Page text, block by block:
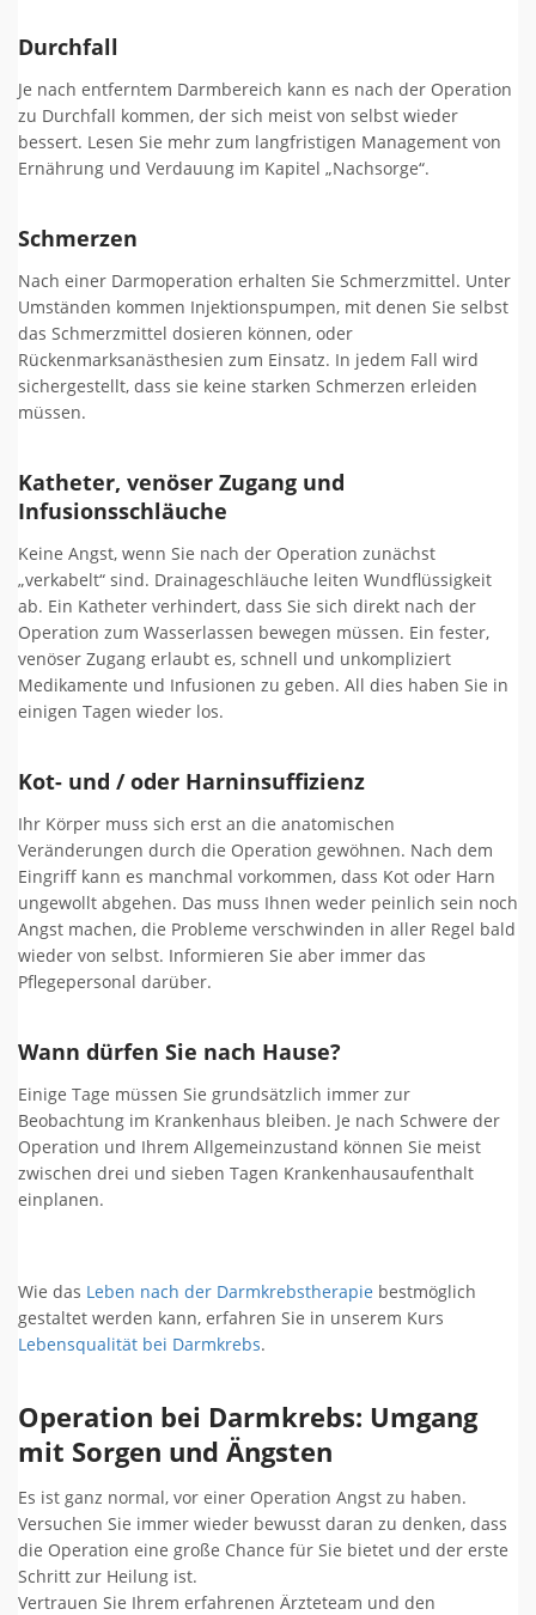
Durchfall
Je nach entferntem Darmbereich kann es nach der Operation
zu Durchfall kommen, der sich meist von selbst wieder
bessert. Lesen Sie mehr zum langfristigen Management von
Ernährung und Verdauung im Kapitel „Nachsorge“.
Schmerzen
Nach einer Darmoperation erhalten Sie Schmerzmittel. Unter
Umständen kommen Injektionspumpen, mit denen Sie selbst
das Schmerzmittel dosieren können, oder
Rückenmarksanästhesien zum Einsatz. In jedem Fall wird
sichergestellt, dass sie keine starken Schmerzen erleiden
müssen.
Katheter, venöser Zugang und
Infusionsschläuche
Keine Angst, wenn Sie nach der Operation zunächst
„verkabelt“ sind. Drainageschläuche leiten Wundflüssigkeit
ab. Ein Katheter verhindert, dass Sie sich direkt nach der
Operation zum Wasserlassen bewegen müssen. Ein fester,
venöser Zugang erlaubt es, schnell und unkompliziert
Medikamente und Infusionen zu geben. All dies haben Sie in
einigen Tagen wieder los.
Kot- und / oder Harninsuffizienz
Ihr Körper muss sich erst an die anatomischen
Veränderungen durch die Operation gewöhnen. Nach dem
Eingriff kann es manchmal vorkommen, dass Kot oder Harn
ungewollt abgehen. Das muss Ihnen weder peinlich sein noch
Angst machen, die Probleme verschwinden in aller Regel bald
wieder von selbst. Informieren Sie aber immer das
Pflegepersonal darüber.
Wann dürfen Sie nach Hause?
Einige Tage müssen Sie grundsätzlich immer zur
Beobachtung im Krankenhaus bleiben. Je nach Schwere der
Operation und Ihrem Allgemeinzustand können Sie meist
zwischen drei und sieben Tagen Krankenhausaufenthalt
einplanen.
Wie das Leben nach der Darmkrebstherapie bestmöglich
gestaltet werden kann, erfahren Sie in unserem Kurs
Lebensqualität bei Darmkrebs.
Operation bei Darmkrebs: Umgang
mit Sorgen und Ängsten
Es ist ganz normal, vor einer Operation Angst zu haben.
Versuchen Sie immer wieder bewusst daran zu denken, dass
die Operation eine große Chance für Sie bietet und der erste
Schritt zur Heilung ist.
Vertrauen Sie Ihrem erfahrenen Ärzteteam und den